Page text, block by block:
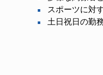
スポーツに対
土日祝日の勤